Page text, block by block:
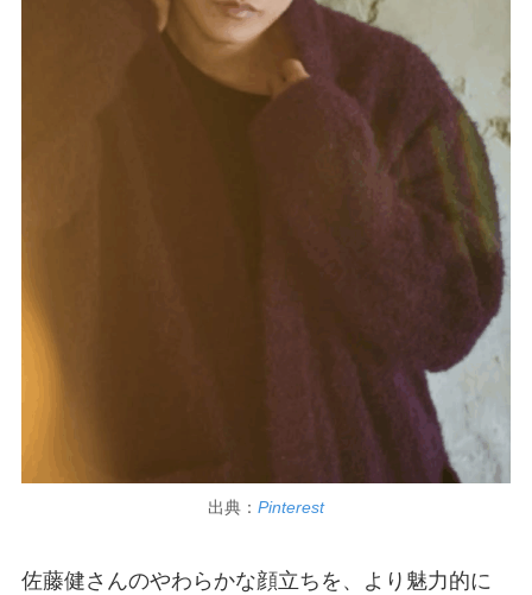
出典： Pinterest
佐藤健さんのやわらかな顔立ちを、より魅力的に